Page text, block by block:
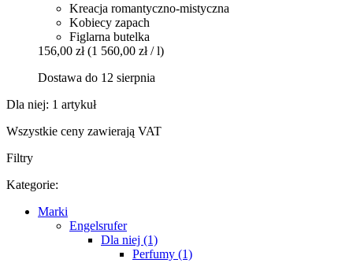
Kreacja romantyczno-mistyczna
Kobiecy zapach
Figlarna butelka
156,00 zł (1 560,00 zł / l)
Dostawa do 12 sierpnia
Dla niej: 1 artykuł
Wszystkie ceny zawierają VAT
Filtry
Kategorie:
Marki
Engelsrufer
Dla niej (1)
Perfumy (1)